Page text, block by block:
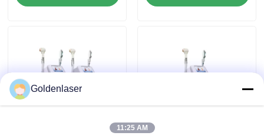
Liên hệ chúng tôi
Tin tức
Goldenlaser
11:25 AM